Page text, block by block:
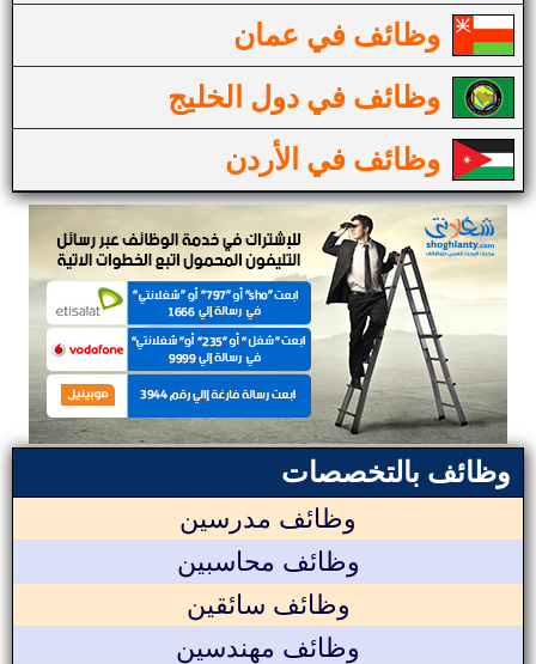
وظائف في عمان
وظائف في دول الخليج
وظائف في الأردن
وظائف بالتخصصات
وظائف مدرسين
وظائف محاسبين
وظائف سائقين
وظائف مهندسين